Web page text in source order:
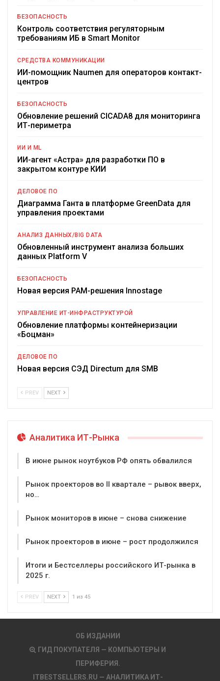
БЕЗОПАСНОСТЬ
Контроль соответствия регуляторным
требованиям ИБ в Smart Monitor
СРЕДСТВА КОММУНИКАЦИИ
ИИ-помощник Naumen для операторов контакт-
центров
БЕЗОПАСНОСТЬ
Обновление решений CICADA8 для мониторинга
ИТ-периметра
ИИ И ML
ИИ-агент «Астра» для разработки ПО в
закрытом контуре КИИ
ДЕЛОВОЕ ПО
Диаграмма Ганта в платформе GreenData для
управления проектами
АНАЛИЗ ДАННЫХ/BIG DATA
Обновленный инструмент анализа больших
данных Platform V
БЕЗОПАСНОСТЬ
Новая версия PAM-решения Innostage
УПРАВЛЕНИЕ ИТ-ИНФРАСТРУКТУРОЙ
Обновление платформы контейнеризации
«Боцман»
ДЕЛОВОЕ ПО
Новая версия СЭД Directum для SMB
PREV NEXT
Аналитика ИТ-Рынка
В июне рынок ноутбуков РФ опять обвалился
Рынок проекторов во II квартале – рывок вверх,
но…
Рынок мониторов в июне – снова снижение
Рынок проекторов в июне – рост продолжился
Итоги и Бестселлеры российского ИТ-рынка в
2025 г.
PREV NEXT 1 из 45
ОБ ИЗДАНИИ
ГИД ПОКУПАТЕЛЯ — КОМПЬЮТЕРЫ И
ПЕРИФЕРИЯ.
ITBESTSELLERS.RU — АНАЛИТИКА ИТ-